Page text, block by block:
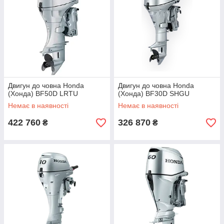
Двигун до човна Honda
(Хонда) BF50D LRTU
Немає в наявності
422 760 ₴
Двигун до човна Honda
(Хонда) BF30D SHGU
Немає в наявності
326 870 ₴